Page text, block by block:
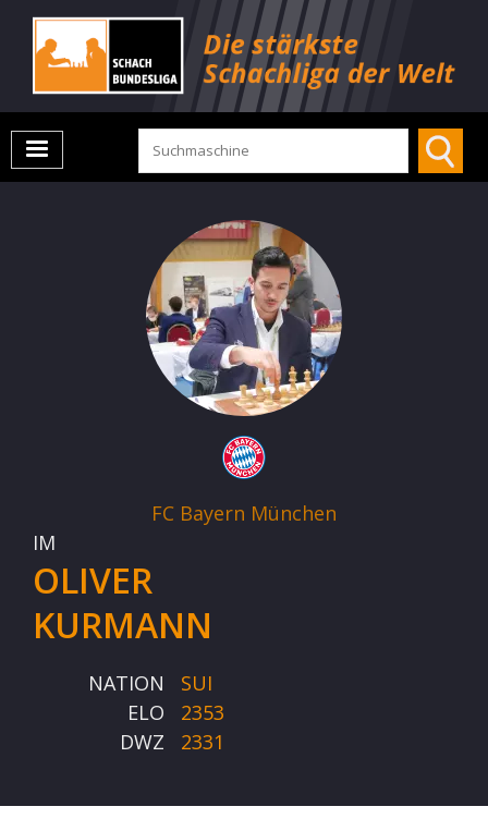
FC Bayern München
IM
OLIVER
KURMANN
NATION
SUI
ELO
2353
DWZ
2331